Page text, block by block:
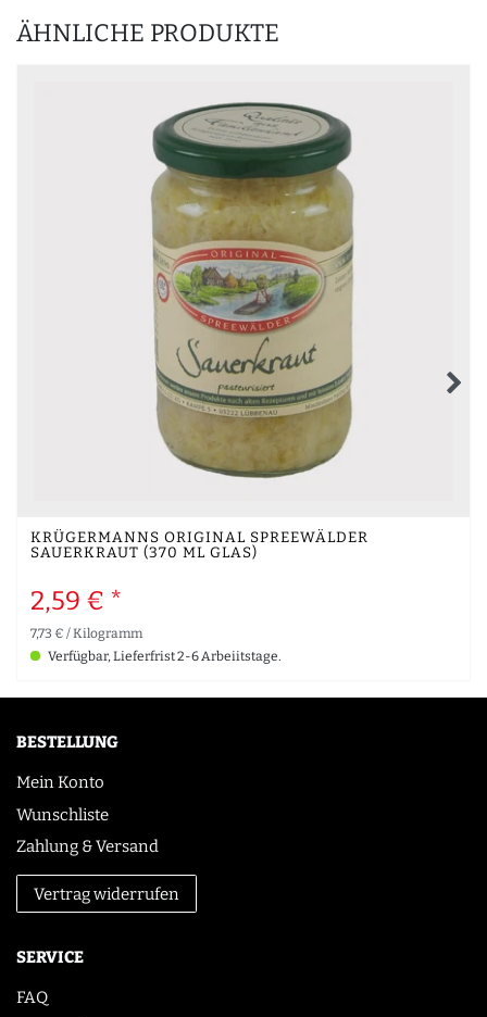
ÄHNLICHE PRODUKTE
KRÜGERMANNS ORIGINAL SPREEWÄLDER
SAUERKRAUT (370 ML GLAS)
2,59 € *
7,73 € / Kilogramm
Verfügbar, Lieferfrist 2-6 Arbeiitstage.
BESTELLUNG
Mein Konto
Wunschliste
Zahlung & Versand
Vertrag widerrufen
SERVICE
FAQ